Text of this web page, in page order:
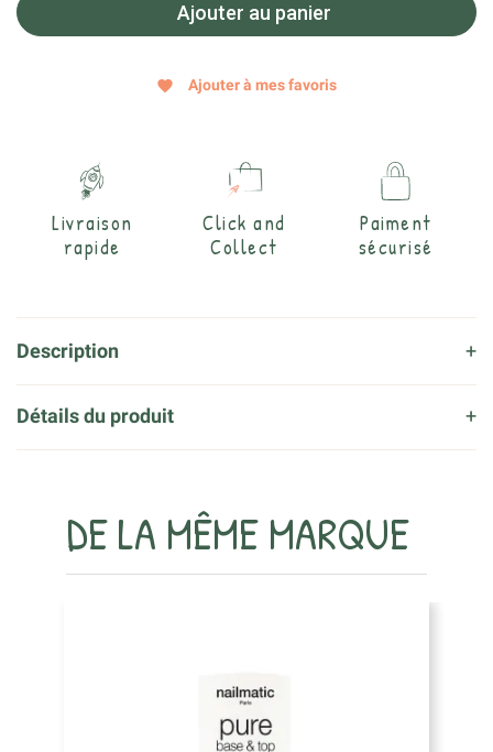
Ajouter au panier
favorite Ajouter à mes favoris
Livraison
rapide
Click and
Collect
Paiment
sécurisé
Description
Détails du produit
DE LA MÊME MARQUE